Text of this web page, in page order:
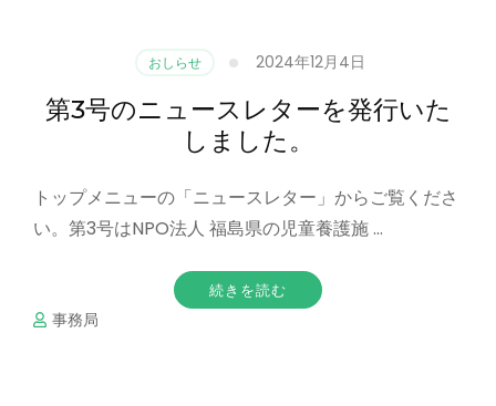
おしらせ 2024年12月4日
第3号のニュースレターを発行いた
しました。
トップメニューの「ニュースレター」からご覧くださ
い。第3号はNPO法人 福島県の児童養護施 …
続きを読む
事務局